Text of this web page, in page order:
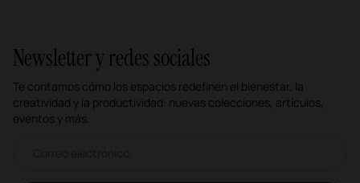
Newsletter y redes sociales
Te contamos cómo los espacios redefinen el bienestar, la
creatividad y la productividad: nuevas colecciones, artículos,
eventos y más.